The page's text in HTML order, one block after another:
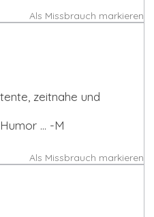
Als Missbrauch markieren
zeitnahe und
... -M
Als Missbrauch markieren